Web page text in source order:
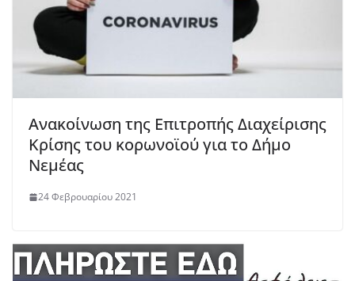
Ανακοίνωση της Επιτροπής Διαχείρισης
Κρίσης του κορωνοϊού για το Δήμο
Νεμέας
24 Φεβρουαρίου 2021